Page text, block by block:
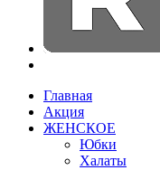
Главная
Акция
ЖЕНСКОЕ
Юбки
Халаты